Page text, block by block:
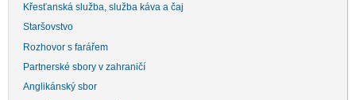
Křesťanská služba, služba káva a čaj
Staršovstvo
Rozhovor s farářem
Partnerské sbory v zahraničí
Anglikánský sbor